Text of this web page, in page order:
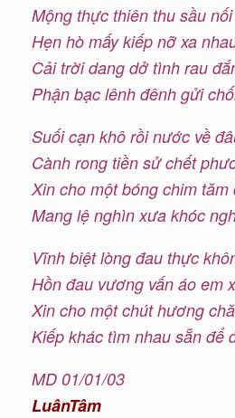
Mộng thực thiên thu sầu
Hẹn hò mấy kiếp nỡ xa
Cải trời dang dở tình rau
Phận bạc lênh đênh gửi
Suối cạn khô rồi nước về
Cành rong tiền sử chết
Xin cho một bóng chim tăm
Mang lệ nghìn xưa khóc
Vĩnh biệt lòng đau thực
Hồn đau vương vấn áo em
Xin cho một chút hương
Kiếp khác tìm nhau sẵn để
MD 01/01/03
LuânTâm